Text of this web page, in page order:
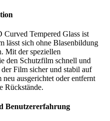
Tempered Glass ist
lässt sich ohne Blasenbildung
Mit der speziellen
den Schutzfilm schnell und
Film sicher und stabil auf
ausgerichtet oder entfernt
Rückstände.
Benutzererfahrung